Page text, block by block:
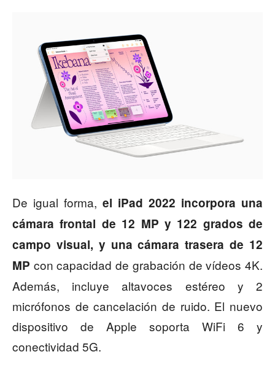
De igual forma, el iPad 2022 incorpora una
cámara frontal de 12 MP y 122 grados de
campo visual, y una cámara trasera de 12
MP con capacidad de grabación de vídeos 4K.
Además, incluye altavoces estéreo y 2
micrófonos de cancelación de ruido. El nuevo
dispositivo de Apple soporta WiFi 6 y
conectividad 5G.